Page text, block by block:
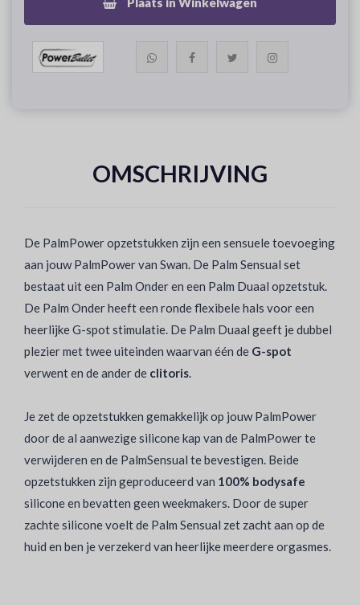
OMSCHRIJVING
De PalmPower opzetstukken zijn een sensuele toevoeging
aan jouw PalmPower van Swan. De Palm Sensual set
bestaat uit een Palm Onder en een Palm Duaal opzetstuk.
De Palm Onder heeft een ronde flexibele hals voor een
heerlijke G-spot stimulatie. De Palm Duaal geeft je dubbel
plezier met twee uiteinden waarvan één de G-spot
verwent en de ander de clitoris.
Je zet de opzetstukken gemakkelijk op jouw PalmPower
door de al aanwezige silicone kap van de PalmPower te
verwijderen en de PalmSensual te bevestigen. Beide
opzetstukken zijn geproduceerd van 100% bodysafe
silicone en bevatten geen weekmakers. Door de super
zachte silicone voelt de Palm Sensual zet zacht aan op de
huid en ben je verzekerd van heerlijke meerdere orgasmes.